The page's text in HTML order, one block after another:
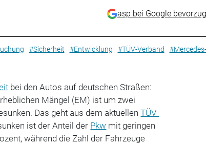
asp bei Google
#Sicherheit #Entwicklung #TÜV-Verband
bei den Autos auf deutschen Straßen:
Mängel (EM) ist um zwei
Das geht aus dem aktuellenTÜV-
ist der Anteil der Pkw mit geringen
während die Zahl der Fahrzeuge